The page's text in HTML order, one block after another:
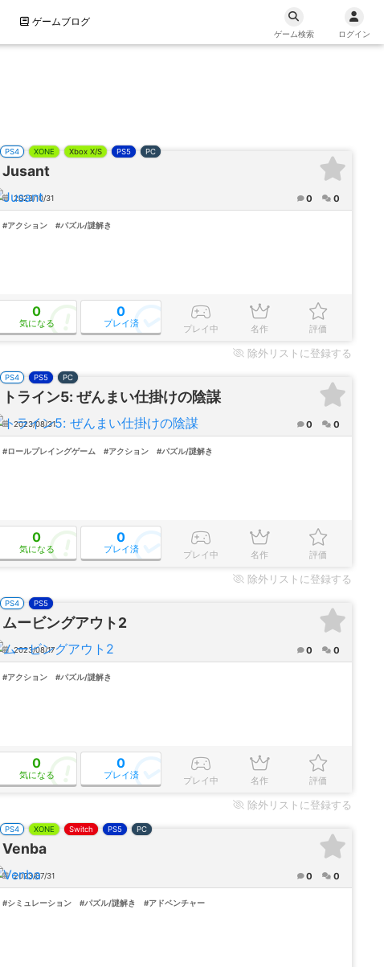
ゲームブログ
ゲーム検索 ログイン
Jusant
PS4 XONE Xbox X/S PS5 PC
2023/10/31 0 0
#アクション #パズル/謎解き
0
気になる
0
プレイ済
プレイ中 名作 評価
除外 リストに登録する
トライン5: ぜんまい仕掛けの陰謀
PS4 PS5 PC
2023/08/31 0 0
#ロールプレイングゲーム #アクション #パズル/謎解き
0
気になる
0
プレイ済
プレイ中 名作 評価
除外 リストに登録する
ムービングアウト2
PS4 PS5
2023/08/17 0 0
#アクション #パズル/謎解き
0
気になる
0
プレイ済
プレイ中 名作 評価
除外 リストに登録する
Venba
PS4 XONE Switch PS5 PC
2023/07/31 0 0
#シミュレーション #パズル/謎解き #アドベンチャー